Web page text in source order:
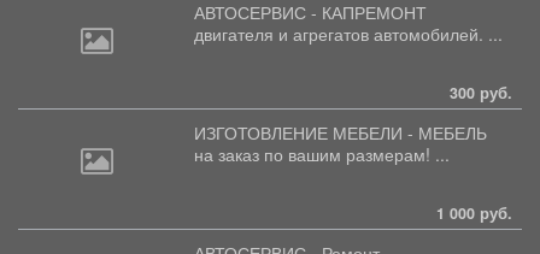
АВТОСЕРВИС - КАПРЕМОНТ
двигателя и агрегатов автомобилей. ...
300 руб.
ИЗГОТОВЛЕНИЕ МЕБЕЛИ - МЕБЕЛЬ
на заказ по вашим размерам! ...
1 000 руб.